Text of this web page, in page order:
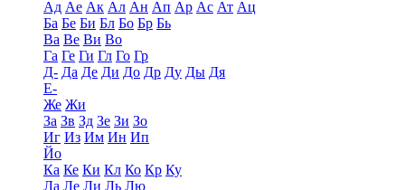
Ад Ае Ак Ал Ан Ап Ар Ас Ат Ац
Ба Бе Би Бл Бо Бр Бь
Ва Ве Ви Во
Га Ге Ги Гл Го Гр
Д- Да Де Ди До Др Ду Ды Дя
Е-
Же Жи
За Зв Зд Зе Зи Зо
Иг Из Им Ин Ип
Йо
Ка Ке Ки Кл Ко Кр Ку
Ла Ле Ли Ль Лю